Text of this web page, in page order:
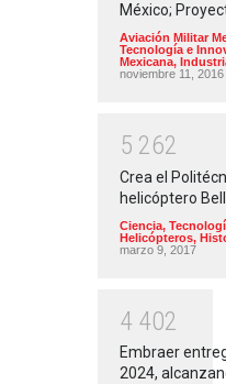
México;
Aviación Militar
Tecnología e
Mexicana,
noviembre 11, 2016
5 262
Crea el
helicóptero Bell
Ciencia,
Helicópteros,
marzo 9, 2017
4 402
Embraer
2024,